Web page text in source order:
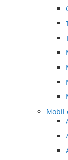
Mobil